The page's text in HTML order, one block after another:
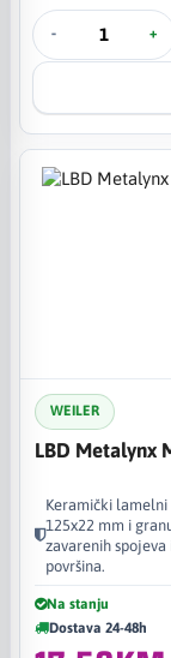
- +
WEILER
LBD Metalynx
Keramički lamelni
125x22 mm i
zavarenih
površina.
Na stanju
Dostava 24-48h